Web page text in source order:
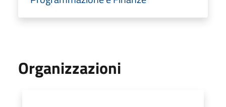
Organizzazioni